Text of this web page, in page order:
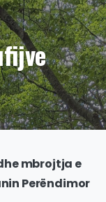
mbrojtja e
Perëndimor